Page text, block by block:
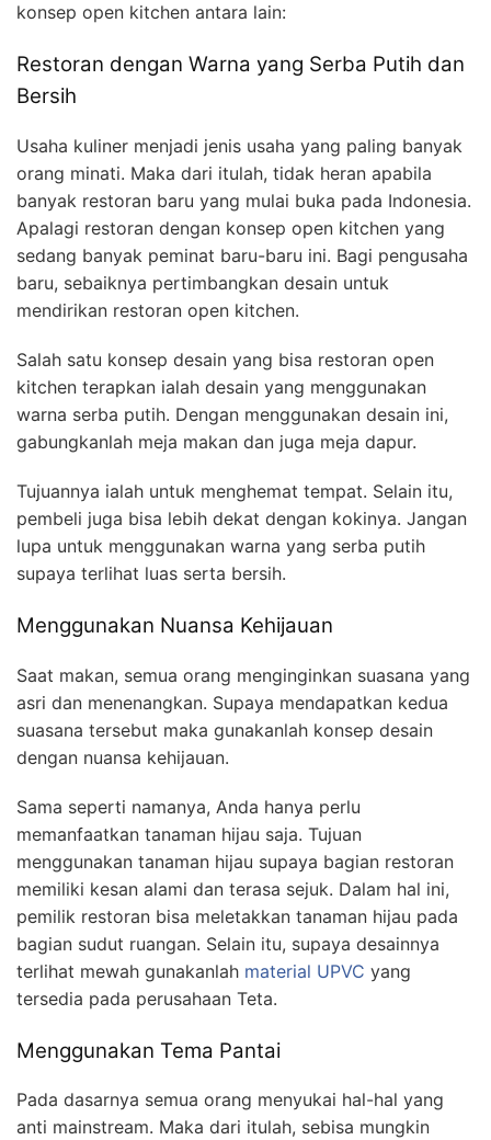
konsep open kitchen antara lain:
Restoran dengan Warna yang Serba Putih dan
Bersih
Usaha kuliner menjadi jenis usaha yang paling banyak
orang minati. Maka dari itulah, tidak heran apabila
banyak restoran baru yang mulai buka pada Indonesia.
Apalagi restoran dengan konsep open kitchen yang
sedang banyak peminat baru-baru ini. Bagi pengusaha
baru, sebaiknya pertimbangkan desain untuk
mendirikan restoran open kitchen.
Salah satu konsep desain yang bisa restoran open
kitchen terapkan ialah desain yang menggunakan
warna serba putih. Dengan menggunakan desain ini,
gabungkanlah meja makan dan juga meja dapur.
Tujuannya ialah untuk menghemat tempat. Selain itu,
pembeli juga bisa lebih dekat dengan kokinya. Jangan
lupa untuk menggunakan warna yang serba putih
supaya terlihat luas serta bersih.
Menggunakan Nuansa Kehijauan
Saat makan, semua orang menginginkan suasana yang
asri dan menenangkan. Supaya mendapatkan kedua
suasana tersebut maka gunakanlah konsep desain
dengan nuansa kehijauan.
Sama seperti namanya, Anda hanya perlu
memanfaatkan tanaman hijau saja. Tujuan
menggunakan tanaman hijau supaya bagian restoran
memiliki kesan alami dan terasa sejuk. Dalam hal ini,
pemilik restoran bisa meletakkan tanaman hijau pada
bagian sudut ruangan. Selain itu, supaya desainnya
terlihat mewah gunakanlah material UPVC yang
tersedia pada perusahaan Teta.
Menggunakan Tema Pantai
Pada dasarnya semua orang menyukai hal-hal yang
anti mainstream. Maka dari itulah, sebisa mungkin